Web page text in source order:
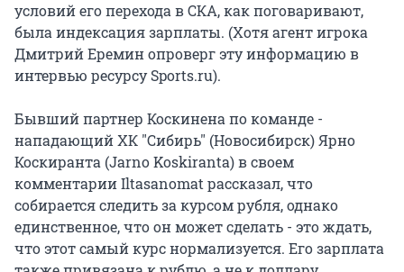
условий его перехода в СКА, как поговаривают,
была индексация зарплаты. (Хотя агент игрока
Дмитрий Еремин опроверг эту информацию в
интервью ресурсу Sports.ru).
Бывший партнер Коскинена по команде -
нападающий ХК "Сибирь" (Новосибирск) Ярно
Коскиранта (Jarno Koskiranta) в своем
комментарии Iltasanomat рассказал, что
собирается следить за курсом рубля, однако
единственное, что он может сделать - это ждать,
что этот самый курс нормализуется. Его зарплата